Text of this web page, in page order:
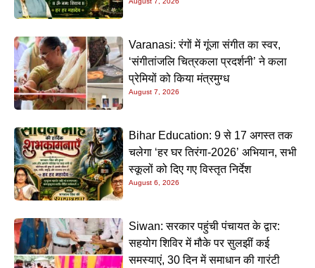
Varanasi: रंगों में गूंजा संगीत का स्वर,
‘संगीतांजलि चित्रकला प्रदर्शनी’ ने कला
प्रेमियों को किया मंत्रमुग्ध
August 7, 2026
Bihar Education: 9 से 17 अगस्त तक
चलेगा ‘हर घर तिरंगा-2026’ अभियान, सभी
स्कूलों को दिए गए विस्तृत निर्देश
August 6, 2026
Siwan: सरकार पहुंची पंचायत के द्वार:
सहयोग शिविर में मौके पर सुलझीं कई
समस्याएं, 30 दिन में समाधान की गारंटी